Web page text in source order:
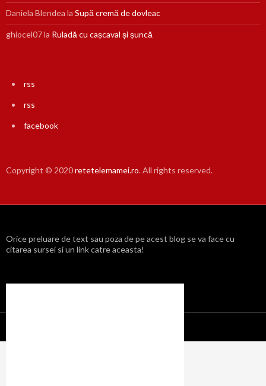
Daniela Blendea la Supă cremă de dovleac
ghiocel07la Ruladă cu cașcaval și șuncă
rss
rss
facebook
Copyright © 2020retetelemamei.ro. All rights reserved.
Orice preluare de text sau poza de pe acest blog se va face cu
citarea sursei si un link catre aceasta!